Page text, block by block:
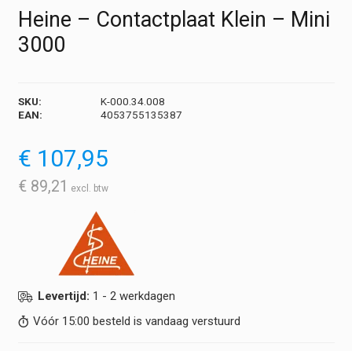
Heine – Contactplaat Klein – Mini
3000
SKU:
K-000.34.008
EAN:
4053755135387
€ 107,95
€ 89,21
Levertijd: 1 - 2 werkdagen
Vóór 15:00 besteld is vandaag verstuurd